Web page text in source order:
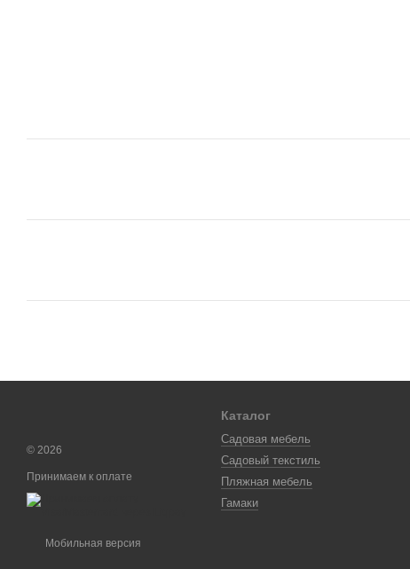
© 2026
Принимаем к оплате
Мобильная версия
Каталог
Садовая мебель
Садовый текстиль
Пляжная мебель
Гамаки